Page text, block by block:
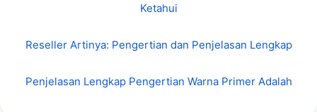
Ketahui
Reseller Artinya: Pengertian dan Penjelasan Lengkap
Penjelasan Lengkap Pengertian Warna Primer Adalah